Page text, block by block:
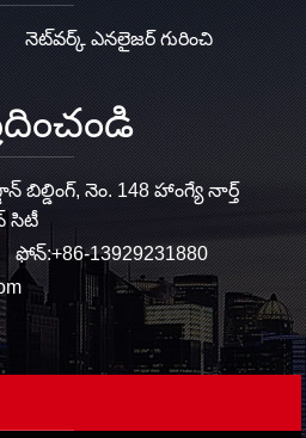
నెట్‌వర్క్ ఎనలైజర్ గురించి
నెం. 148 హాంగ్యే నార్త్
సిటీ
ఫోన్:+86-13929231880